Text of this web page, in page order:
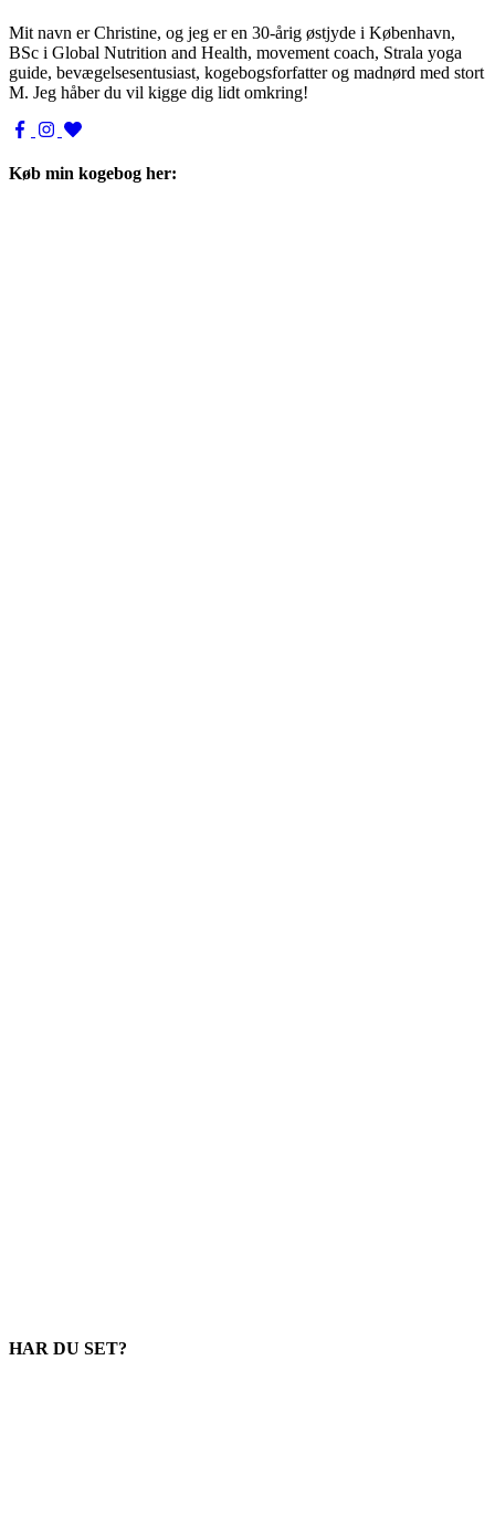
Mit navn er Christine, og jeg er en 30-årig østjyde i København,
BSc i Global Nutrition and Health, movement coach, Strala yoga
guide, bevægelsesentusiast, kogebogsforfatter og madnørd med stort
M. Jeg håber du vil kigge dig lidt omkring!
Køb min kogebog her:
HAR DU SET?